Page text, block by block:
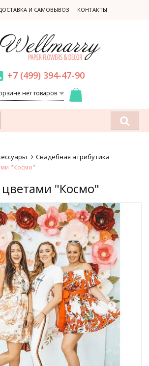
И САМОВЫВОЗ КОНТАКТЫ
+7 (499) 394-47-90
нет товаров
Свадебная атрибутика
"Космо"
цветами "Космо"